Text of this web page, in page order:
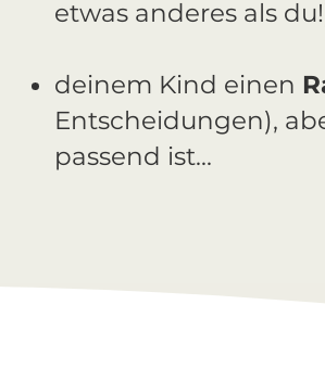
etwas anderes als
deinem Kind einen
Entscheidungen),
passend ist...